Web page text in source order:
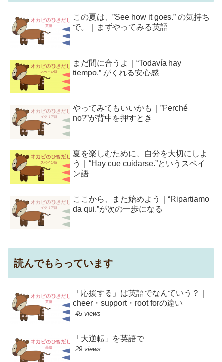
この夏は、”See how it goes.” の気持ち
で。｜まずやってみる英語
まだ間に合うよ｜“Todavía hay
tiempo.” がくれる安心感
やってみてもいいかも｜”Perché
no?”が背中を押すとき
夏を楽しむために、自分を大切にしよ
う｜“Hay que cuidarse.”というスペイ
ン語
ここから、また始めよう｜“Ripartiamo
da qui.”が次の一歩になる
読んでもらっています
「応援する」は英語でなんていう？｜
cheer・support・root forの違い
45 views
「大逆転」を英語で
29 views